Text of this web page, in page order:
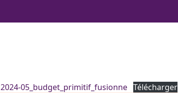
2024-05_budget_primitif_fusionne Télécharger